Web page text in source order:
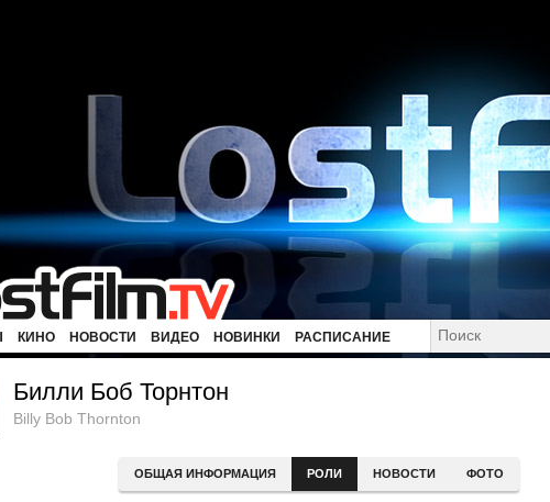
КИНО НОВОСТИ ВИДЕО НОВИНКИ РАСПИСАНИЕ
Билли Боб Торнтон
Billy Bob Thornton
ОБЩАЯ ИНФОРМАЦИЯ РОЛИ НОВОСТИ ФОТО